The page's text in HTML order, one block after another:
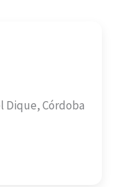
Dique, Córdoba